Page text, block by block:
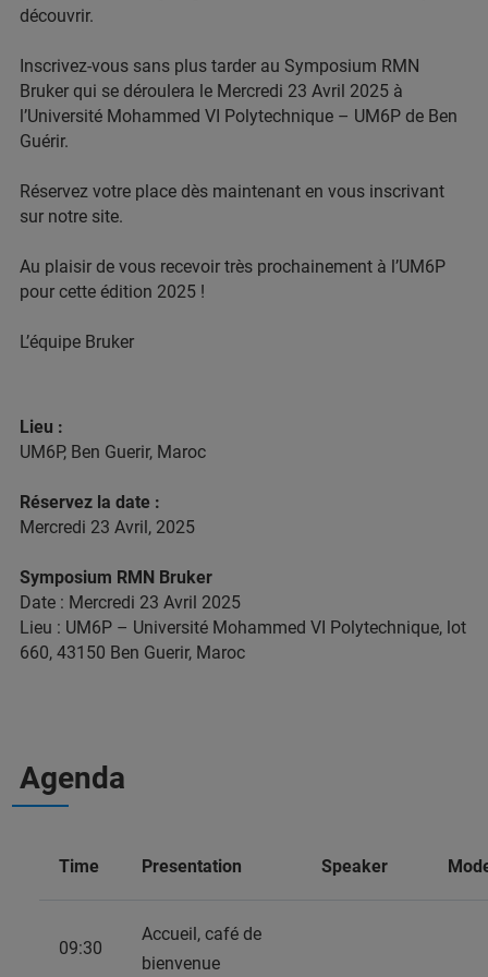
découvrir.
Inscrivez-vous sans plus tarder au Symposium RMN
Bruker qui se déroulera le Mercredi 23 Avril 2025 à
l’Université Mohammed VI Polytechnique – UM6P de Ben
Guérir.
Réservez votre place dès maintenant en vous inscrivant
sur notre site.
Au plaisir de vous recevoir très prochainement à l’UM6P
pour cette édition 2025 !
L’équipe Bruker
Lieu :
UM6P, Ben Guerir, Maroc
Réservez la date :
Mercredi 23 Avril, 2025
Symposium RMN Bruker
Date : Mercredi 23 Avril 2025
Lieu : UM6P – Université Mohammed VI Polytechnique, lot
660, 43150 Ben Guerir, Maroc
Agenda
Time Presentation Speaker
09:30
Accueil, café de
bienvenue